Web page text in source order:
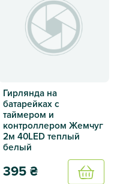
Pink Stones 2м
Гирлянда на
батарейках с
таймером и
контроллером Жемчуг
2м 40LED теплый
белый
395₴
Купить